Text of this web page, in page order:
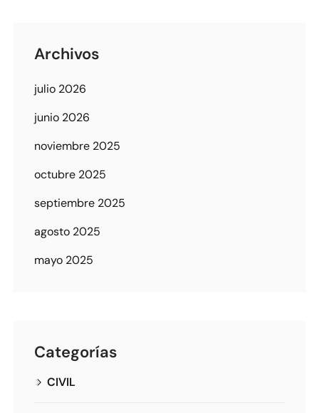
Archivos
julio 2026
junio 2026
noviembre 2025
octubre 2025
septiembre 2025
agosto 2025
mayo 2025
Categorías
CIVIL